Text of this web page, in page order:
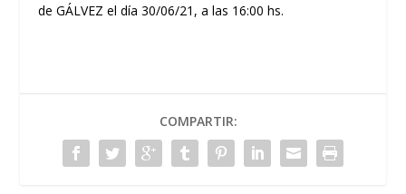
de GÁLVEZ el día 30/06/21, a las 16:00 hs.
COMPARTIR: